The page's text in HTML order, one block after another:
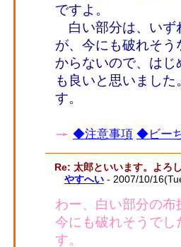
ですよ。
白い部分は、いず
が、今にも破れそ
からないので、は
も良いと思いまし
す。
◆注意事項 ◆ビー
Re: 太郎といいます。よろ
やすへい - 2007/10/
わー、白い部分の
今にも破れそうで
す。